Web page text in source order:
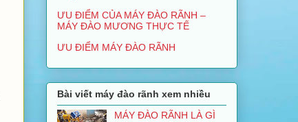
ƯU ĐIỂM CỦA MÁY ĐÀO RÃNH –
MÁY ĐÀO MƯƠNG THỰC TẾ
ƯU ĐIỂM MÁY ĐÀO RÃNH
Bài viết máy đào rãnh xem nhiều
MÁY ĐÀO RÃNH LÀ GÌ